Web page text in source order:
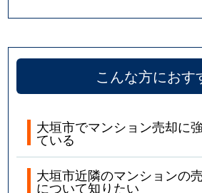
こんな方におす
大垣市でマンション売却に
ている
大垣市近隣のマンションの
について知りたい